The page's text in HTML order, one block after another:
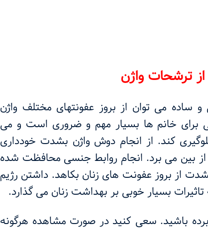
ترشحات واژن
و ساده می توان از بروز عفونتهای مختلف واژن
برای خانم ها بسیار مهم و ضروری است و می
کند. از انجام دوش واژن بشدت خودداری
از بین می برد. انجام روابط جنسی محافظت شده
از بروز عفونت های زنان بکاهد. داشتن رژیم
بسیار خوبی بر بهداشت زنان می گذارد.
برده باشید. سعی کنید در صورت مشاهده هرگونه